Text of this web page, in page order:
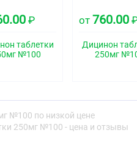
Стимулирует образование
адгезию тромбоцитов,
скорость
не влияет на
время. При повторном
₽
таблетки
№100
от 760.00
Дицинон
250мг
№100 по низкой цене
250мг №100 - цена и отзывы